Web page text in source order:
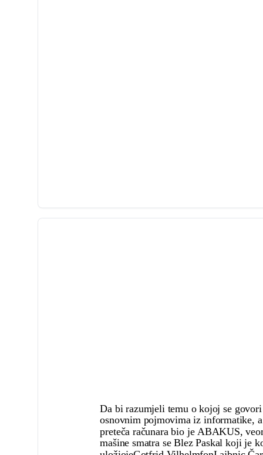
Da bi razumjeli temu o kojoj se
osnovnim pojmovima iz informatike,
preteča računara bio je ABAKUS,
mašine smatra se Blez Paskal koji je